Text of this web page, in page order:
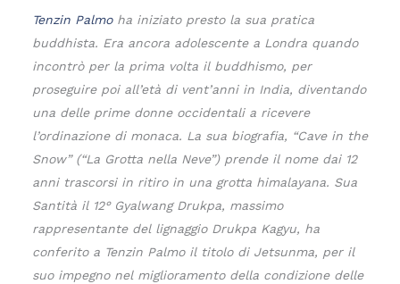
Tenzin Palmoha iniziato presto la sua pratica
buddhista. Era ancora adolescente a Londra quando
incontrò per la prima volta il buddhismo, per
proseguire poi all’età di vent’anni in India, diventando
una delle prime donne occidentali a ricevere
l’ordinazione di monaca. La sua biografia, “Cave in the
Snow” (“La Grotta nella Neve”) prende il nome dai 12
anni trascorsi in ritiro in una grotta himalayana. Sua
Santità il 12° Gyalwang Drukpa, massimo
rappresentante del lignaggio Drukpa Kagyu, ha
conferito a Tenzin Palmo il titolo di Jetsunma, per il
suo impegno nel miglioramento della condizione delle